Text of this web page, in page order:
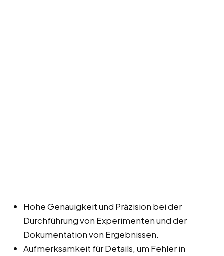
Hohe Genauigkeit und Präzision bei der
Durchführung von Experimenten und der
Dokumentation von Ergebnissen.
Aufmerksamkeit für Details, um Fehler in